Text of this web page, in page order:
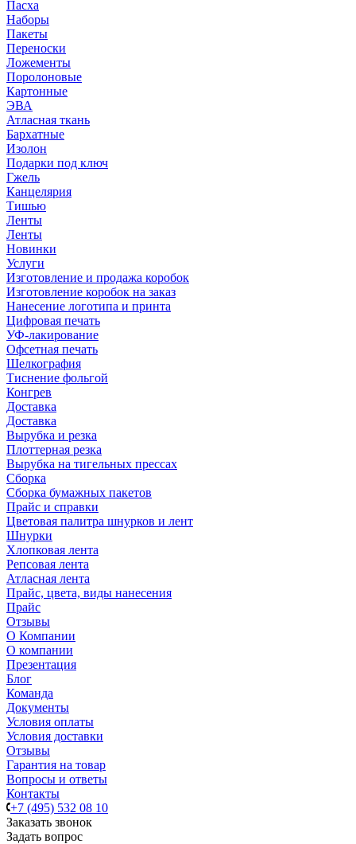
Пасха
Наборы
Пакеты
Переноски
Ложементы
Поролоновые
Картонные
ЭВА
Атласная ткань
Бархатные
Изолон
Подарки под ключ
Гжель
Канцелярия
Тишью
Ленты
Ленты
Новинки
Услуги
Изготовление и продажа коробок
Изготовление коробок на заказ
Нанесение логотипа и принта
Цифровая печать
УФ-лакирование
Офсетная печать
Шелкография
Тиснение фольгой
Конгрев
Доставка
Доставка
Вырубка и резка
Плоттерная резка
Вырубка на тигельных прессах
Сборка
Сборка бумажных пакетов
Прайс и справки
Цветовая палитра шнурков и лент
Шнурки
Хлопковая лента
Репсовая лента
Атласная лента
Прайс, цвета, виды нанесения
Прайс
Отзывы
О Компании
О компании
Презентация
Блог
Команда
Документы
Условия оплаты
Условия доставки
Отзывы
Гарантия на товар
Вопросы и ответы
Контакты
+7 (495) 532 08 10
Заказать звонок
Задать вопрос